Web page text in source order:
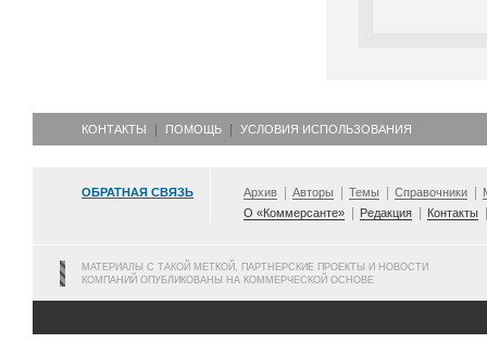
КОНТАКТЫ ПОМОЩЬ УСЛОВИЯ ИСПОЛЬЗОВАНИЯ
ОБРАТНАЯ СВЯЗЬ Архив Авторы Темы Справочники
О «Коммерсанте»
Редакция Контакты
МАТЕРИАЛЫ С ТАКОЙ МЕТКОЙ, ПАРТНЕРСКИЕ ПРОЕКТЫ И НОВОСТИ
КОМПАНИЙ ОПУБЛИКОВАНЫ НА КОММЕРЧЕСКОЙ ОСНОВЕ